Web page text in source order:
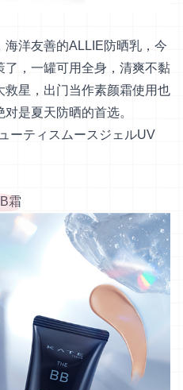
洋友善的ALLIE防晒乳，今
，一罐可用全身，清爽不黏
星，出门当作素颜霜使用也
是夏天防晒的首选。
ーティスムースジェルUV
霜